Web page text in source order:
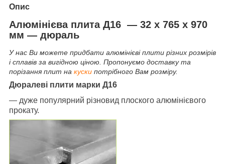
Опис
Алюмінієва плита Д16 — 32 х 765 х 970
мм — дюраль
У нас Ви можете придбати алюмінієві плити різних розмірів
і сплавів за вигідною ціною. Пропонуємо доставку та
порізання плит на куски потрібного Вам розміру.
Дюралеві плити марки Д16
— дуже популярний різновид плоского алюмінієвого
прокату.